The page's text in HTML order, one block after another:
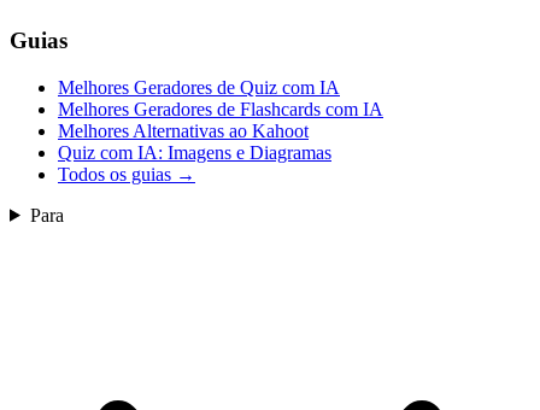
Guias
Melhores Geradores de Quiz com IA
Melhores Geradores de Flashcards com IA
Melhores Alternativas ao Kahoot
Quiz com IA: Imagens e Diagramas
Todos os guias →
Para